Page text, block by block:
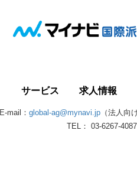
サービス 求人情報
E-mail： global-ag@mynavi.jp（法人
TEL： 03-6267-